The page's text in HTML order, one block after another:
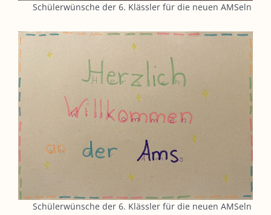
Schülerwünsche der 6. Klässler für die neuen AMSeln
Schülerwünsche der 6. Klässler für die neuen AMSeln